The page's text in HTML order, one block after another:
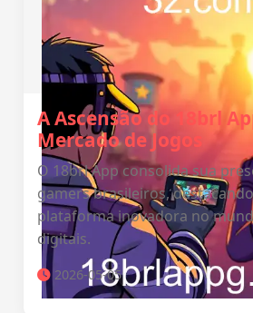
A Ascensão do 18brl
Mercado de Jogos
O 18brl App consolida sua
gamers brasileiros,
plataforma inovadora no
digitais.
2026-05-05